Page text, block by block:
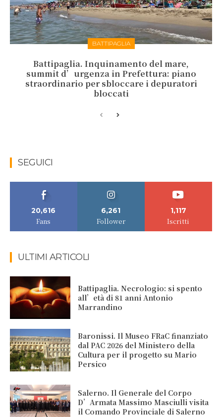
BATTIPAGLIA
Battipaglia. Inquinamento del mare,
summit d’urgenza in Prefettura: piano
straordinario per sbloccare i depuratori
bloccati
SEGUICI
20,616
Fans
6,261
Follower
1,117
Iscritti
ULTIMI ARTICOLI
Battipaglia. Necrologio: si spento
all’età di 81 anni Antonio
Marrandino
Baronissi. Il Museo FRaC finanziato
dal PAC 2026 del Ministero della
Cultura per il progetto su Mario
Persico
Salerno. Il Generale del Corpo
D’Armata Massimo Masciulli visita
il Comando Provinciale di Salerno